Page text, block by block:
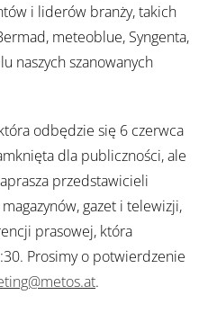
i liderów branży, takich
meteoblue, Syngenta,
naszych szanowanych
odbędzie się 6 czerwca
dla publiczności, ale
przedstawicieli
gazet i telewizji,
prasowej, która
Prosimy o potwierdzenie
.